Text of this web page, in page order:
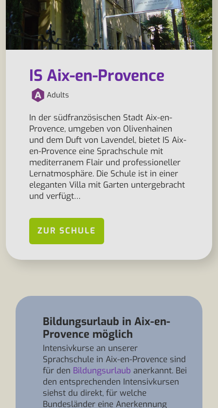
IS Aix-en-Provence
Adults
In der südfranzösischen Stadt Aix-en-
Provence, umgeben von Olivenhainen
und dem Duft von Lavendel, bietet IS Aix-
en-Provence eine Sprachschule mit
mediterranem Flair und professioneller
Lernatmosphäre. Die Schule ist in einer
eleganten Villa mit Garten untergebracht
und verfügt…
ZUR SCHULE
Bildungsurlaub in Aix-en-
Provence möglich
Intensivkurse an unserer
Sprachschule in Aix-en-Provence sind
für den Bildungsurlaub anerkannt. Bei
den entsprechenden Intensivkursen
siehst du direkt, für welche
Bundesländer eine Anerkennung